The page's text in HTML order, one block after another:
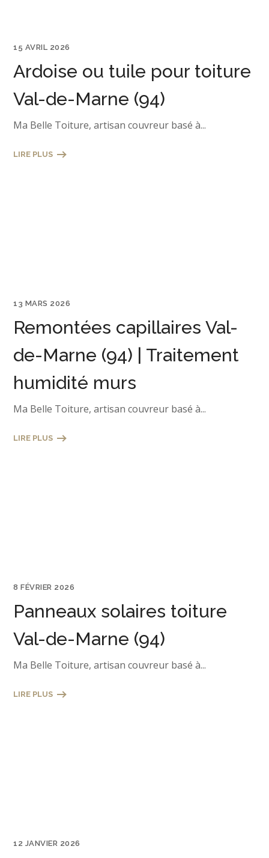
15 AVRIL 2026
Ardoise ou tuile pour toiture
Val-de-Marne (94)
Ma Belle Toiture, artisan couvreur basé à...
LIRE PLUS
13 MARS 2026
Remontées capillaires Val-
de-Marne (94) | Traitement
humidité murs
Ma Belle Toiture, artisan couvreur basé à...
LIRE PLUS
8 FÉVRIER 2026
Panneaux solaires toiture
Val-de-Marne (94)
Ma Belle Toiture, artisan couvreur basé à...
LIRE PLUS
12 JANVIER 2026